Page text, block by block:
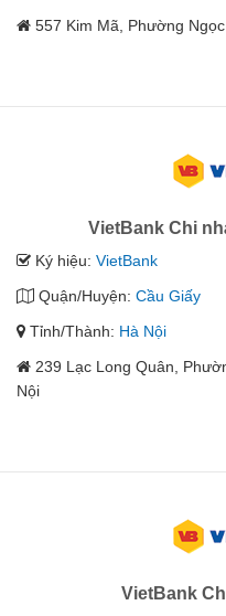
557 Kim Mã, Phường
VietBank Chi
Ký hiệu: VietBank
Quận/Huyện: Cầu Giấy
Tỉnh/Thành: Hà Nội
239 Lạc Long Quân,
Nội
VietBank